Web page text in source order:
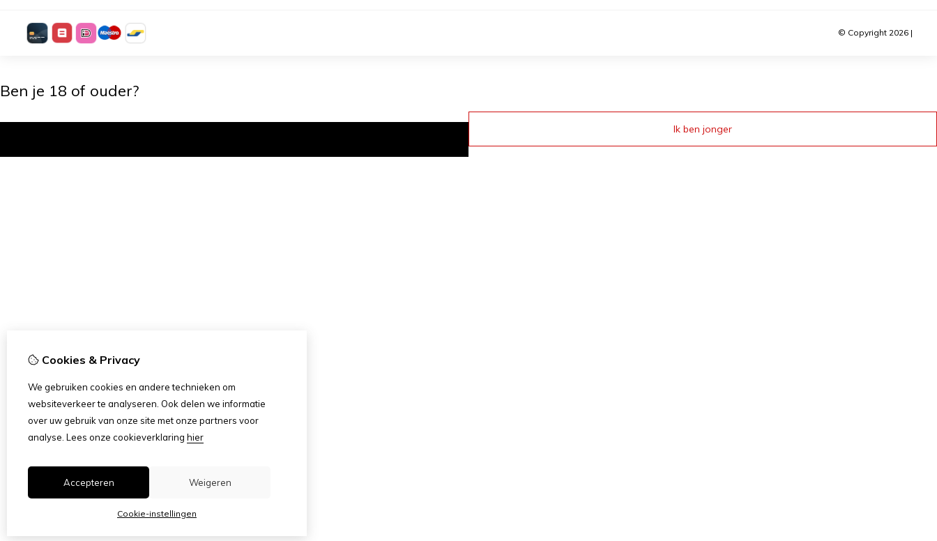
© Copyright 2026 |
Cookies & Privacy
We gebruiken cookies en andere technieken om
websiteverkeer te analyseren. Ook delen we informatie
over uw gebruik van onze site met onze partners voor
analyse. Lees onze cookieverklaring hier
Accepteren Weigeren
Cookie-instellingen
Ben je 18 of ouder?
Ik ben jonger